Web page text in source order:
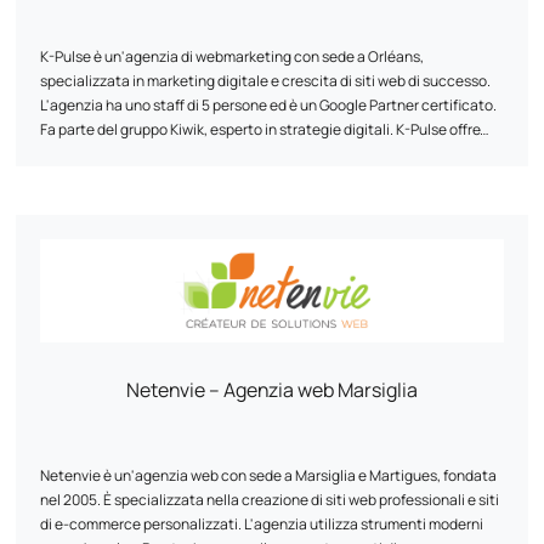
K-Pulse è un'agenzia di webmarketing con sede a Orléans,
specializzata in marketing digitale e crescita di siti web di successo.
L'agenzia ha uno staff di 5 persone ed è un Google Partner certificato.
Fa parte del gruppo Kiwik, esperto in strategie digitali. K-Pulse offre
sua agilità per aiutare le aziende a raggiungere i loro obiettivi. Lavora
con clienti di diversi settori e ha sviluppato partnership con aziende
come Google, Semrush e Prestashop.
Netenvie – Agenzia web Marsiglia
Netenvie è un'agenzia web con sede a Marsiglia e Martigues, fondata
nel 2005. È specializzata nella creazione di siti web professionali e siti
di e-commerce personalizzati. L'agenzia utilizza strumenti moderni